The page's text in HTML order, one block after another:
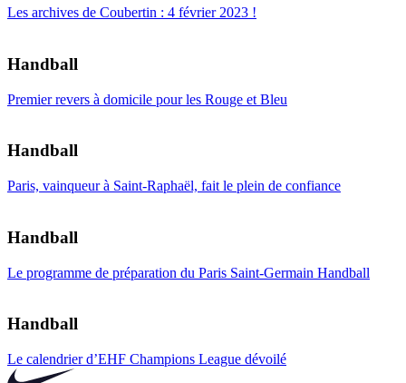
Les archives de Coubertin : 4 février 2023 !
Handball
Premier revers à domicile pour les Rouge et Bleu
Handball
Paris, vainqueur à Saint-Raphaël, fait le plein de confiance
Handball
Le programme de préparation du Paris Saint-Germain Handball
Handball
Le calendrier d’EHF Champions League dévoilé